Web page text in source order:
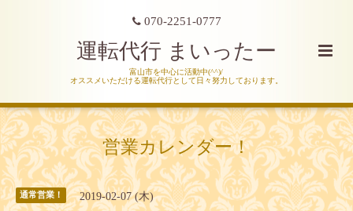
070-2251-0777
運転代行 まいったー
富山市を中心に活動中(^^)/
オススメいただける運転代行として日々努力しております。
営業カレンダー！
通常営業！ 2019-02-07 (木)